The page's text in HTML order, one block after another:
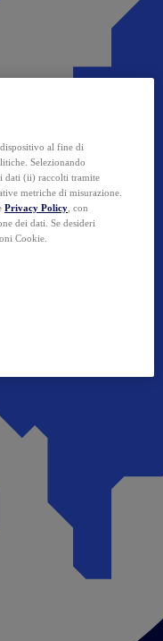
al fine di
Selezionando
dati (ii) raccolti tramite
metriche di misurazione.
Privacy Policy , con
dei dati. Se desideri
Cookie.